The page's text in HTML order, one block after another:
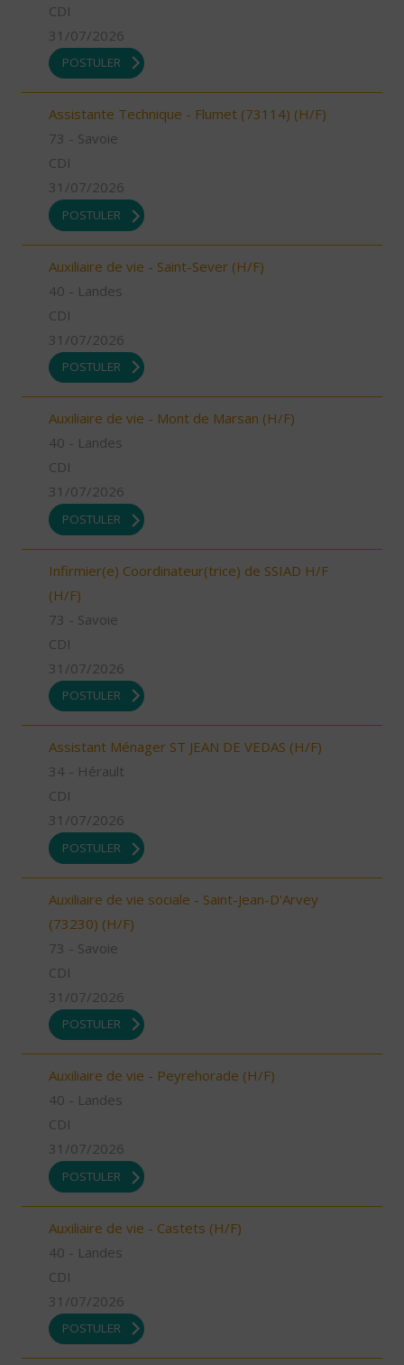
CDI
31/07/2026
POSTULER
Assistante Technique - Flumet (73114) (H/F)
73 - Savoie
CDI
31/07/2026
POSTULER
Auxiliaire de vie - Saint-Sever (H/F)
40 - Landes
CDI
31/07/2026
POSTULER
Auxiliaire de vie - Mont de Marsan (H/F)
40 - Landes
CDI
31/07/2026
POSTULER
Infirmier(e) Coordinateur(trice) de SSIAD H/F
(H/F)
73 - Savoie
CDI
31/07/2026
POSTULER
Assistant Ménager ST JEAN DE VEDAS (H/F)
34 - Hérault
CDI
31/07/2026
POSTULER
Auxiliaire de vie sociale - Saint-Jean-D'Arvey
(73230) (H/F)
73 - Savoie
CDI
31/07/2026
POSTULER
Auxiliaire de vie - Peyrehorade (H/F)
40 - Landes
CDI
31/07/2026
POSTULER
Auxiliaire de vie - Castets (H/F)
40 - Landes
CDI
31/07/2026
POSTULER